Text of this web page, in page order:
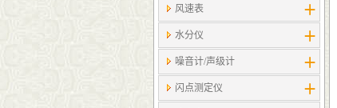
风速表
水分仪
噪音计/声级计
闪点测定仪